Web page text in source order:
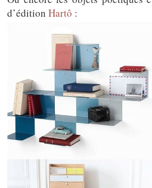
d’édition Hartô :